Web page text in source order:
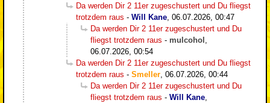
Da werden Dir 2 11er zugeschustert und Du fliegst
trotzdem raus - Will Kane 06.07.2026, 00:47
Da werden Dir 2 11er zugeschustert und Du
fliegst trotzdem raus - mulcohol
06.07.2026, 00:54
Da werden Dir 2 11er zugeschustert und Du fliegst
trotzdem raus - Smeller 06.07.2026, 00:44
Da werden Dir 2 11er zugeschustert und Du
fliegst trotzdem raus - Will Kane